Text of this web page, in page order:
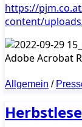
https://
content/
Allgemein /